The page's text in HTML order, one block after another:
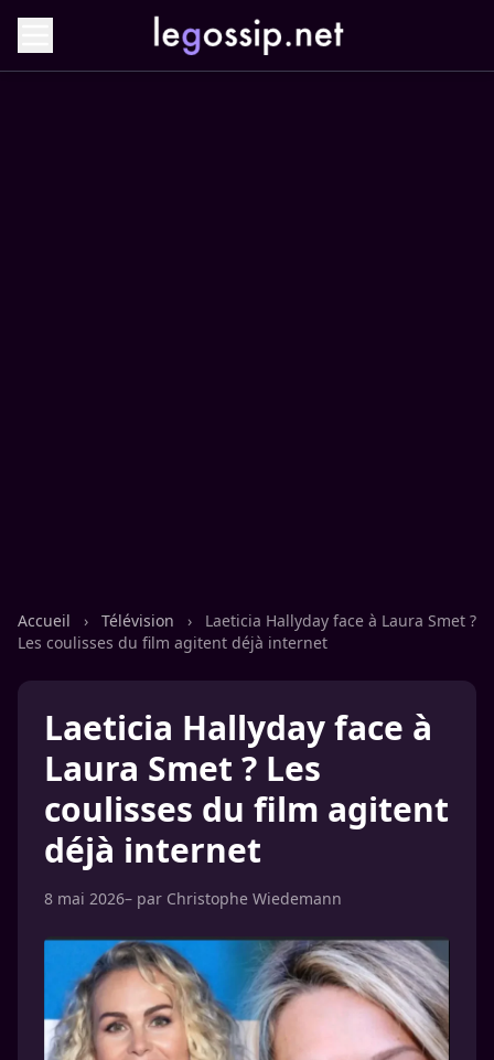
Accueil › Télévision ›
Laeticia Hallyday face à Laura Smet ?
Les coulisses du film agitent déjà internet
Laeticia Hallyday face à
Laura Smet ? Les
coulisses du film agitent
déjà internet
8 mai 2026– par Christophe Wiedemann